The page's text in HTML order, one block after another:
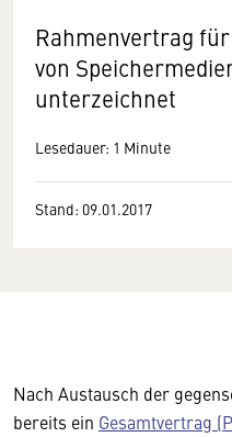
Rahmenvertrag
von
unterzeichnet
Lesedauer: 1 Minute
Stand: 09.01.2017
Nach Austausch der
bereits ein Gesamtvertrag